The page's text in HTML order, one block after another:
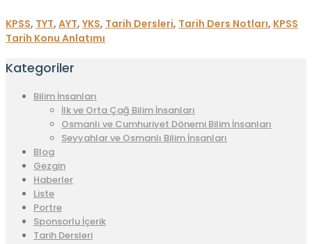
KPSS, TYT, AYT, YKS, Tarih Dersleri, Tarih Ders Notları, KPSS
Tarih Konu Anlatımı
Kategoriler
Bilim İnsanları
İlk ve Orta Çağ Bilim İnsanları
Osmanlı ve Cumhuriyet Dönemi Bilim İnsanları
Seyyahlar ve Osmanlı Bilim İnsanları
Blog
Gezgin
Haberler
Liste
Portre
Sponsorlu İçerik
Tarih Dersleri